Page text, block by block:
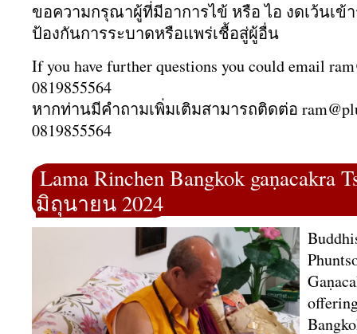
ขอความกรุณาผู้ที่มีอาการไข้ หรือ ไอ งดเว้นเข้
ป้องกันการระบาดหรือแพร่เชื้อสู่ผู้อื่น
If you have further questions you could email
0819855564
หากท่านมีคำถามเพิ่มเติมสามารถติดต่อ
0819855564
Lama Rinchen Bangkok gaṇacakra
มิถุนายน 2024